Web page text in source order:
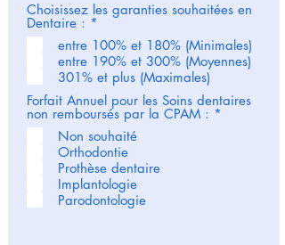
Choisissez les garanties souhaitées en
Dentaire : *
i
g
t
o
r
e
entre 100% et 180% (Minimales)
entre 190% et 300% (Moyennes)
301% et plus (Maximales)
Forfait Annuel pour les Soins dentaires
non remboursés par la CPAM : *
Non souhaité
Orthodontie
Prothèse dentaire
Implantologie
Parodontologie